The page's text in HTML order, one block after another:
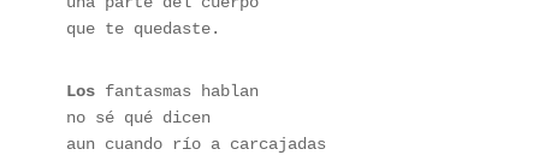
que te quedaste.
Los fantasmas hablan
no sé qué dicen
aun cuando río a carcajadas